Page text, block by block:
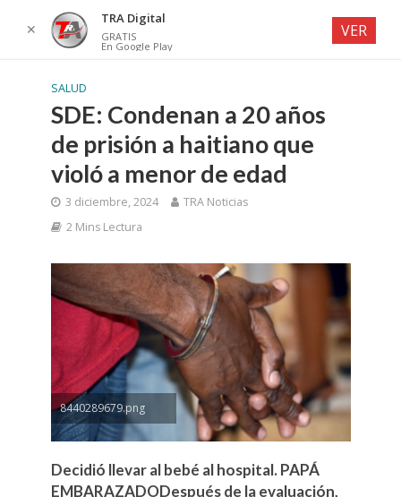
SALUD
SDE: Condenan a 20 años
de prisión a haitiano que
violó a menor de edad
3 diciembre, 2024
TRA Noticias
2 Mins Lectura
8440289679.png
Decidió llevar al bebé al hospital. PAPÁ
EMBARAZADODespués de la evaluación,
✕
TRA Digital
GRATIS
En Google Play
VER